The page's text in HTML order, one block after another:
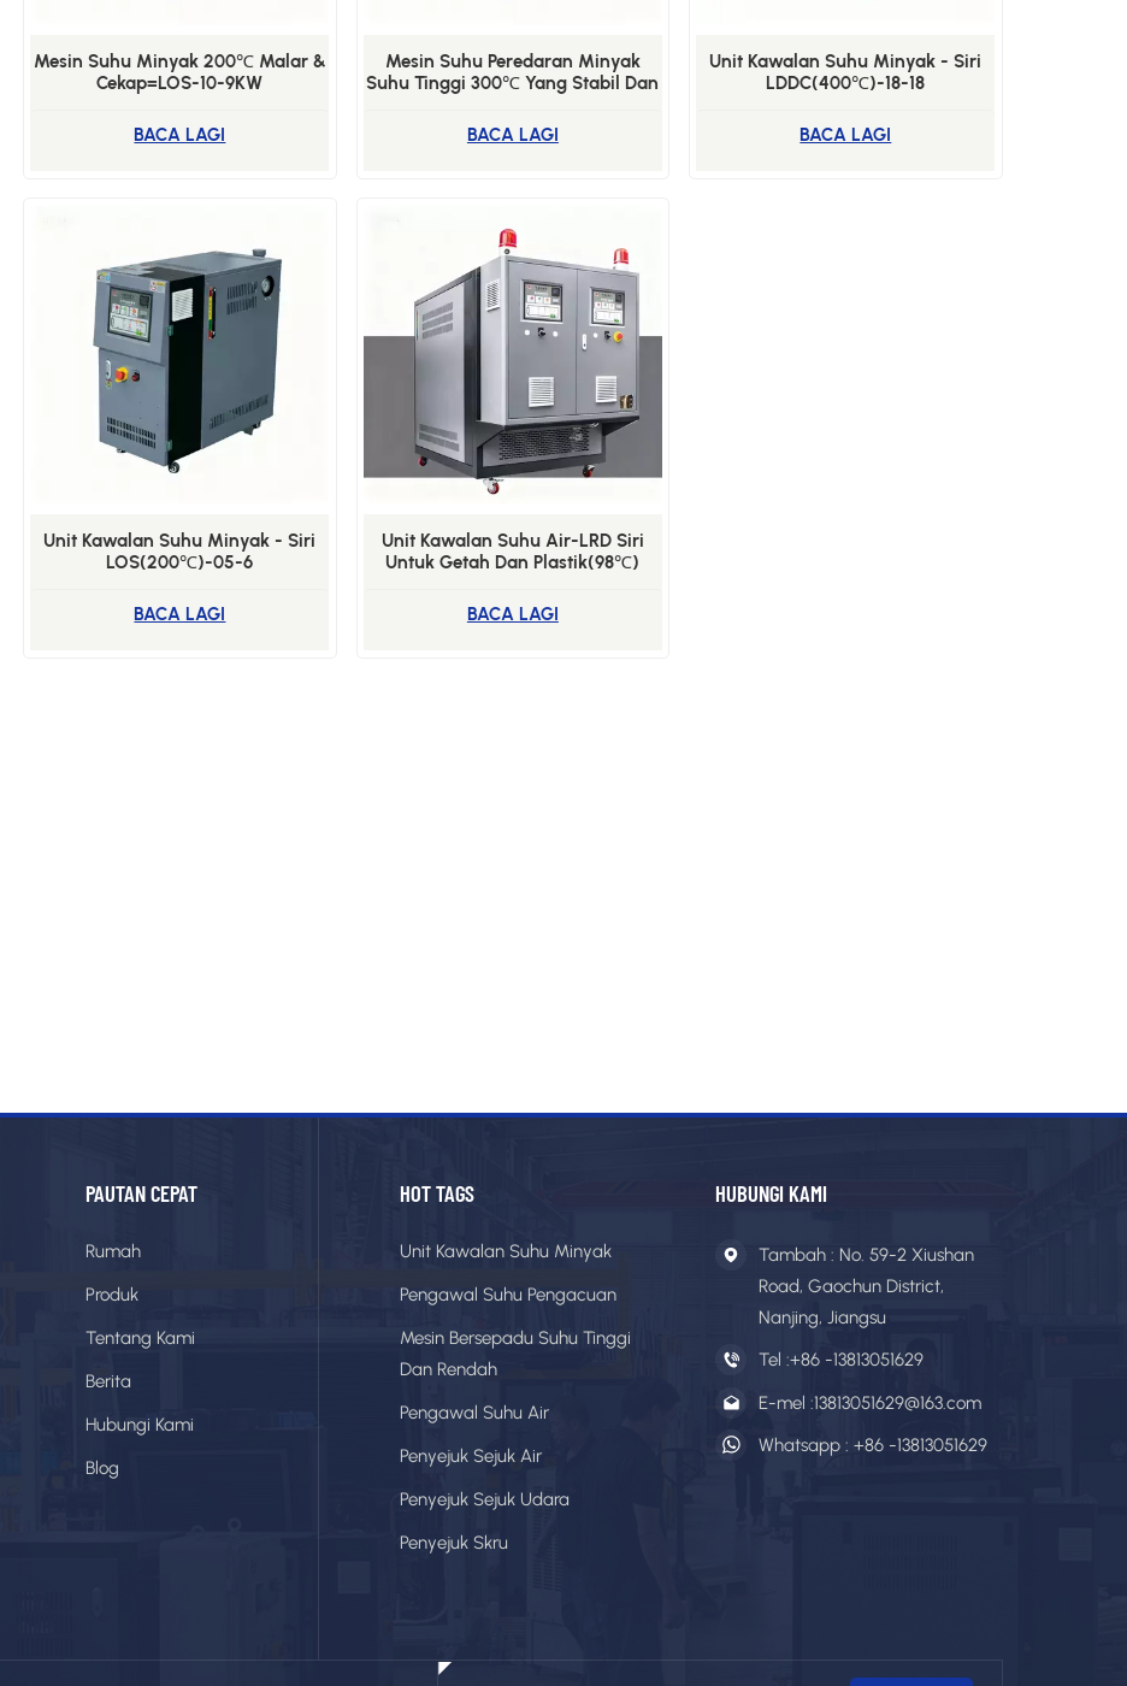
Mesin Suhu Minyak 200℃ Malar &
Cekap=LOS-10-9KW
BACA LAGI
Mesin Suhu Peredaran Minyak
Suhu Tinggi 300℃ Yang Stabil Dan
Proses Kimia
BACA LAGI
Unit Kawalan Suhu Minyak - Siri
LDDC(400℃)-18-18
BACA LAGI
Unit Kawalan Suhu Minyak - Siri
LOS(200℃)-05-6
BACA LAGI
Unit Kawalan Suhu Air-LRD Siri
Untuk Getah Dan Plastik(98℃)
BACA LAGI
PAUTAN CEPAT
Rumah
Produk
Tentang Kami
Berita
Hubungi Kami
Blog
HOT TAGS
Unit Kawalan Suhu Minyak
Pengawal Suhu Pengacuan
Mesin Bersepadu Suhu Tinggi
Dan Rendah
Pengawal Suhu Air
Penyejuk Sejuk Air
Penyejuk Sejuk Udara
Penyejuk Skru
HUBUNGI KAMI
Tambah : No. 59-2 Xiushan
Road, Gaochun District,
Nanjing, Jiangsu
Tel :+86 -13813051629
E-mel :13813051629@163.com
Whatsapp : +86 -13813051629